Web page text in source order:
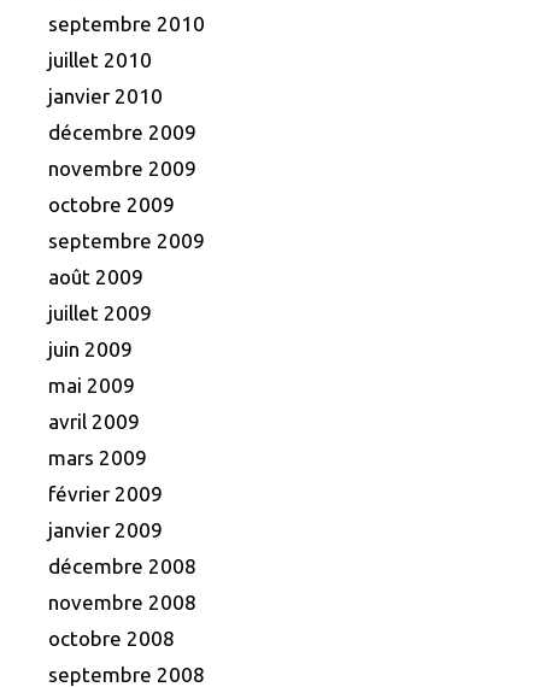
septembre 2010
juillet 2010
janvier 2010
décembre 2009
novembre 2009
octobre 2009
septembre 2009
août 2009
juillet 2009
juin 2009
mai 2009
avril 2009
mars 2009
février 2009
janvier 2009
décembre 2008
novembre 2008
octobre 2008
septembre 2008